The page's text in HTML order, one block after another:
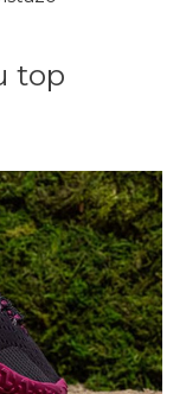
top